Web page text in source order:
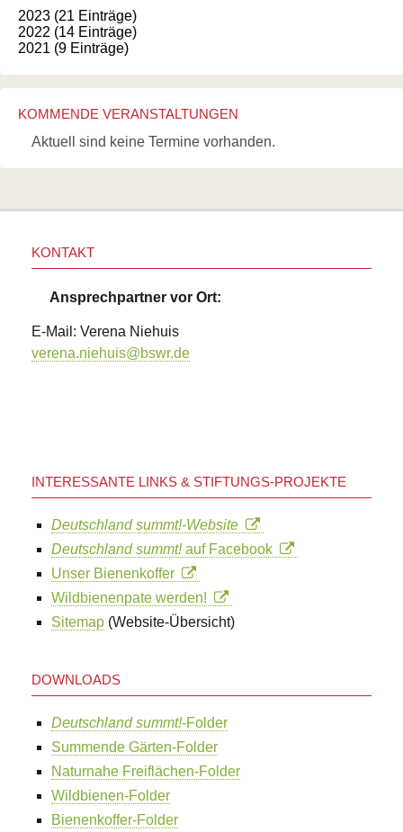
2023 (21 Einträge)
2022 (14 Einträge)
2021 (9 Einträge)
KOMMENDE VERANSTALTUNGEN
Aktuell sind keine Termine vorhanden.
KONTAKT
Ansprechpartner vor Ort:
E-Mail: Verena Niehuis
verena.niehuis@bswr.de
INTERESSANTE LINKS & STIFTUNGS-PROJEKTE
Deutschland summt!-Website
Deutschland summt!auf Facebook
Unser Bienenkoffer
Wildbienenpate werden!
Sitemap (Website-Übersicht)
DOWNLOADS
Deutschland summt!-Folder
Summende Gärten-Folder
Naturnahe Freiflächen-Folder
Wildbienen-Folder
Bienenkoffer-Folder